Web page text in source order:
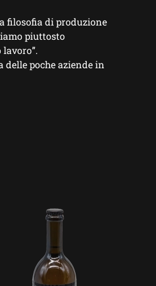
filosofia di produzione
piuttosto
lavoro”.
delle poche aziende in